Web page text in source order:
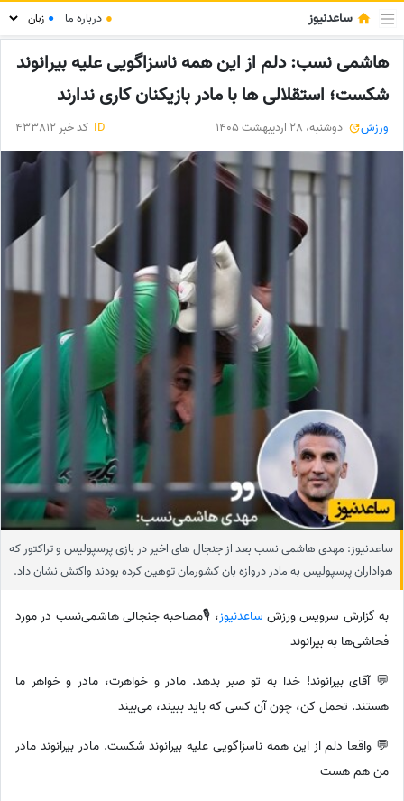
ساعدنیوز ● درباره ما ●
هاشمی نسب: دلم از این همه ناسزاگویی علیه بیرانوند
شکست؛ استقلالی ها با مادر بازیکنان کاری ندارند
ورزش دوشنبه، 28 اردیبهشت 1405 ID کد خبر 433812
ساعدنیوز: مهدی هاشمی نسب بعد از جنجال های اخیر در بازی پرسپولیس و تراکتور که
هواداران پرسپولیس به مادر دروازه بان کشورمان توهین کرده بودند واکنش نشان داد.
به گزارش سرویس ورزش ساعدنیوز، 🎙مصاحبه جنجالی هاشمی‌نسب در مورد
فحاشی‌ها به بیرانوند
💬 آقای بیرانوند! خدا به تو صبر بدهد. مادر و خواهرت، مادر و خواهر ما
هستند. تحمل کن، چون آن کسی که باید ببیند، می‌بیند
💬 واقعا دلم از این همه ناسزاگویی علیه بیرانوند شکست. مادر بیرانوند مادر
من هم هست